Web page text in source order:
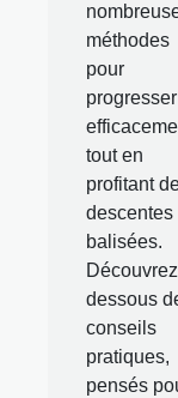
méthodes
pour
progresser
tout en
profitant
descentes
balisées.
dessous
conseils
pratiques,
pensés